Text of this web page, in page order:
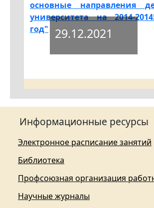
основные направления
университета на 2014-
год"
29.12.2021
Информационные ресурсы
Электронное расписание занятий
Библиотека
Профсоюзная организация
Научные журналы